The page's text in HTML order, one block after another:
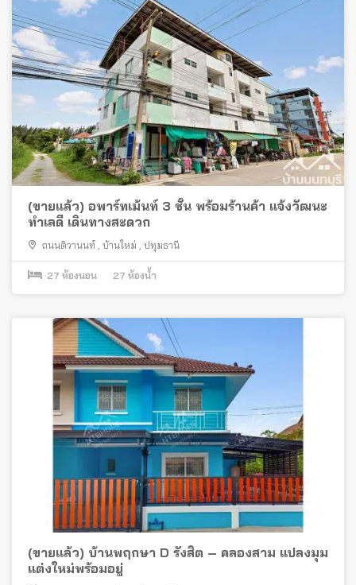
(ขายแล้ว) อพาร์ทเม้นท์ 3 ชั้น พร้อมร้านค้า แจ้งวัฒนะ
ทำเลดี เดินทางสะดวก
ถนนติวานนท์ , บ้านใหม่ , ปทุมธานี
27 ห้องนอน 27 ห้องน้ำ
(ขายแล้ว) บ้านพฤกษา D รังสิต – คลองสาม แปลงมุม
แต่งใหม่พร้อมอยู่